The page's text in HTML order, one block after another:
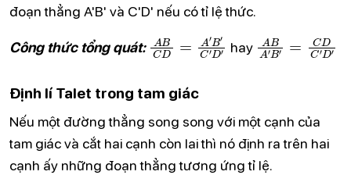
đoạn thẳng A'B' và C'D' nếu có tỉ lệ thức.
Công thức tổng quát:
ABC A′B
hay
ABA CD
Định lí Talet trong tam giác
Nếu một đường thẳng song song với một cạnh của
tam giác và cắt hai cạnh còn lai thì nó định ra trên hai
cạnh ấy những đoạn thẳng tương ứng tỉ lệ.